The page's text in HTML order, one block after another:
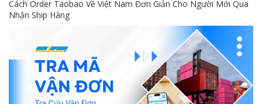
Cách Order Taobao Về Việt Nam Đơn Giản Cho Người Mới Qua
Nhận Ship Hàng